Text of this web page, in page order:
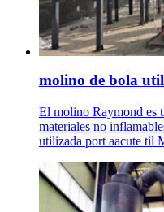
molino de bola
El molino Raymond es
materiales no
utilizada port aacute til